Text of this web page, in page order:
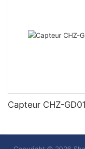
Capteur CHZ-